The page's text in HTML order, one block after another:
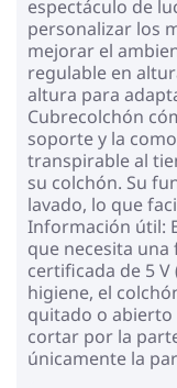
espectáculo de
personalizar los
mejorar el
regulable en
altura para
Cubrecolchón
soporte y la
transpirable al
su colchón. Su
lavado, lo que
Información útil:
que necesita una
certificada de 5
higiene, el
quitado o abierto
cortar por la
únicamente la